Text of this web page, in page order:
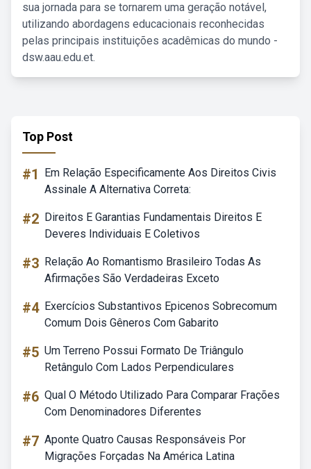
sua jornada para se tornarem uma geração notável,
utilizando abordagens educacionais reconhecidas
pelas principais instituições acadêmicas do mundo -
dsw.aau.edu.et.
Top Post
#1
Em Relação Especificamente Aos Direitos Civis
Assinale A Alternativa Correta:
#2 Direitos E Garantias Fundamentais Direitos E
Deveres Individuais E Coletivos
#3 Relação Ao Romantismo Brasileiro Todas As
Afirmações São Verdadeiras Exceto
#4 Exercícios Substantivos Epicenos Sobrecomum
Comum Dois Gêneros Com Gabarito
#5 Um Terreno Possui Formato De Triângulo
Retângulo Com Lados Perpendiculares
#6 Qual O Método Utilizado Para Comparar Frações
Com Denominadores Diferentes
#7 Aponte Quatro Causas Responsáveis Por
Migrações Forçadas Na América Latina